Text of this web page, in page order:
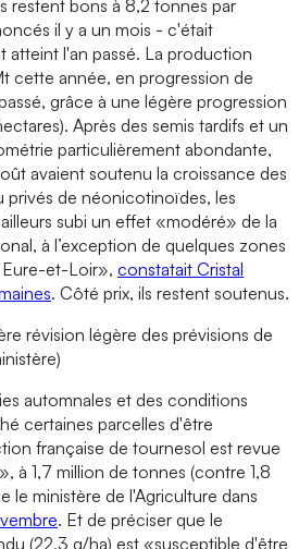
restent bons à 8,2 tonnes par
il y a un mois - c'était
atteint l'an passé. La production
cette année, en progression de
grâce à une légère progression
Après des semis tardifs et un
particulièrement abondante,
avaient soutenu la croissance des
privés de néonicotinoïdes, les
subi un effet «modéré» de la
à l’exception de quelques zones
et-Loir», constatait Cristal
. Côté prix, ils restent soutenus.
révision légère des prévisions de
automnales et des conditions
certaines parcelles d'être
française de tournesol est revue
à 1,7 million de tonnes (contre 1,8
le ministère de l'Agriculture dans
. Et de préciser que le
(22,3 q/ha) est «susceptible d'être